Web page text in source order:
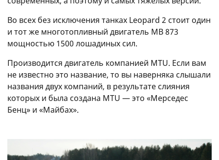
Во всех без исключения танках Leopard 2 стоит один
и тот же многотопливный двигатель MB 873
мощностью 1500 лошадиных сил.
Производится двигатель компанией MTU. Если вам
не известно это название, то вы наверняка слышали
названия двух компаний, в результате слияния
которых и была создана MTU — это «Мерседес
Бенц» и «Майбах».